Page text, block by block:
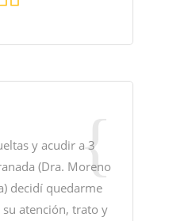
y acudir a 3
(Dra. Moreno
decidí quedarme
atención, trato y